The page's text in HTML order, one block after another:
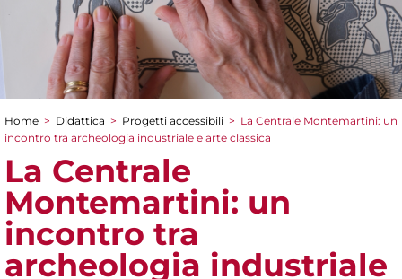
Tu sei qui
Home > Didattica > Progetti accessibili > La Centrale Montemartini: un
incontro tra archeologia industriale e arte classica
La Centrale
Montemartini: un
incontro tra
archeologia industriale